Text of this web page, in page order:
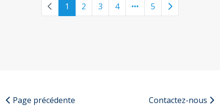
Previous page
1 2 3 4 5 Next page
Page précédente Contactez-nous